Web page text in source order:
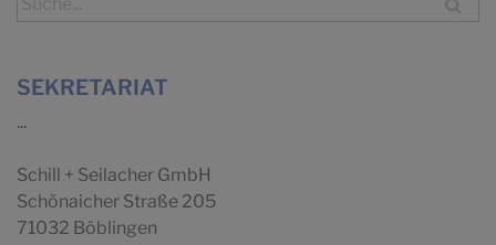
SEKRETARIAT
...
Schill + Seilacher GmbH
Schönaicher Straße 205
71032 Böblingen